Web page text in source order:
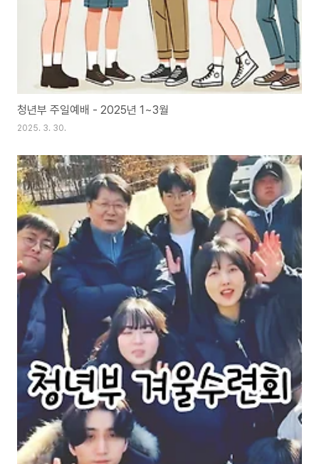
청년부 주일예배 - 2025년 1~3월
2025. 3. 30.